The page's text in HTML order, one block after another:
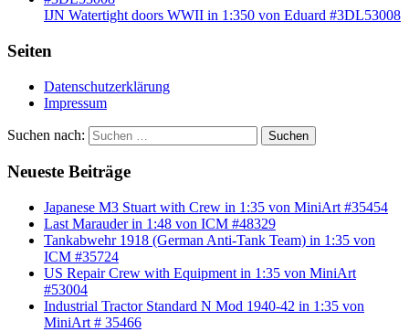
IJN Watertight doors WWII in 1:350 von Eduard #3DL53008
Seiten
Datenschutzerklärung
Impressum
Suchen nach: Suchen
Neueste Beiträge
Japanese M3 Stuart with Crew in 1:35 von MiniArt #35454
Last Marauder in 1:48 von ICM #48329
Tankabwehr 1918 (German Anti-Tank Team) in 1:35 von
ICM #35724
US Repair Crew with Equipment in 1:35 von MiniArt
#53004
Industrial Tractor Standard N Mod 1940-42 in 1:35 von
MiniArt # 35466